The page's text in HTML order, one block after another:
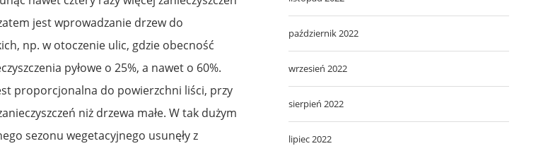
jest wprowadzanie drzew do
np. w otoczenie ulic, gdzie obecność
pyłowe o 25%, a nawet o 60%.
proporcjonalna do powierzchni liści, przy
niż drzewa małe. W tak dużym
sezonu wegetacyjnego usunęły z
październik 2022
wrzesień 2022
sierpień 2022
lipiec 2022